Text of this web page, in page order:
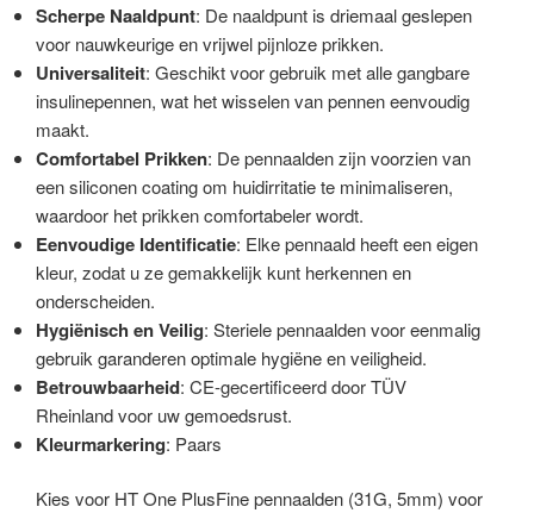
Scherpe Naaldpunt: De naaldpunt is driemaal geslepen
voor nauwkeurige en vrijwel pijnloze prikken.
Universaliteit: Geschikt voor gebruik met alle gangbare
insulinepennen, wat het wisselen van pennen eenvoudig
maakt.
Comfortabel Prikken: De pennaalden zijn voorzien van
een siliconen coating om huidirritatie te minimaliseren,
waardoor het prikken comfortabeler wordt.
Eenvoudige Identificatie: Elke pennaald heeft een eigen
kleur, zodat u ze gemakkelijk kunt herkennen en
onderscheiden.
Hygiënisch en Veilig: Steriele pennaalden voor eenmalig
gebruik garanderen optimale hygiëne en veiligheid.
Betrouwbaarheid: CE-gecertificeerd door TÜV
Rheinland voor uw gemoedsrust.
Kleurmarkering: Paars
Kies voor HT One PlusFine pennaalden (31G, 5mm) voor